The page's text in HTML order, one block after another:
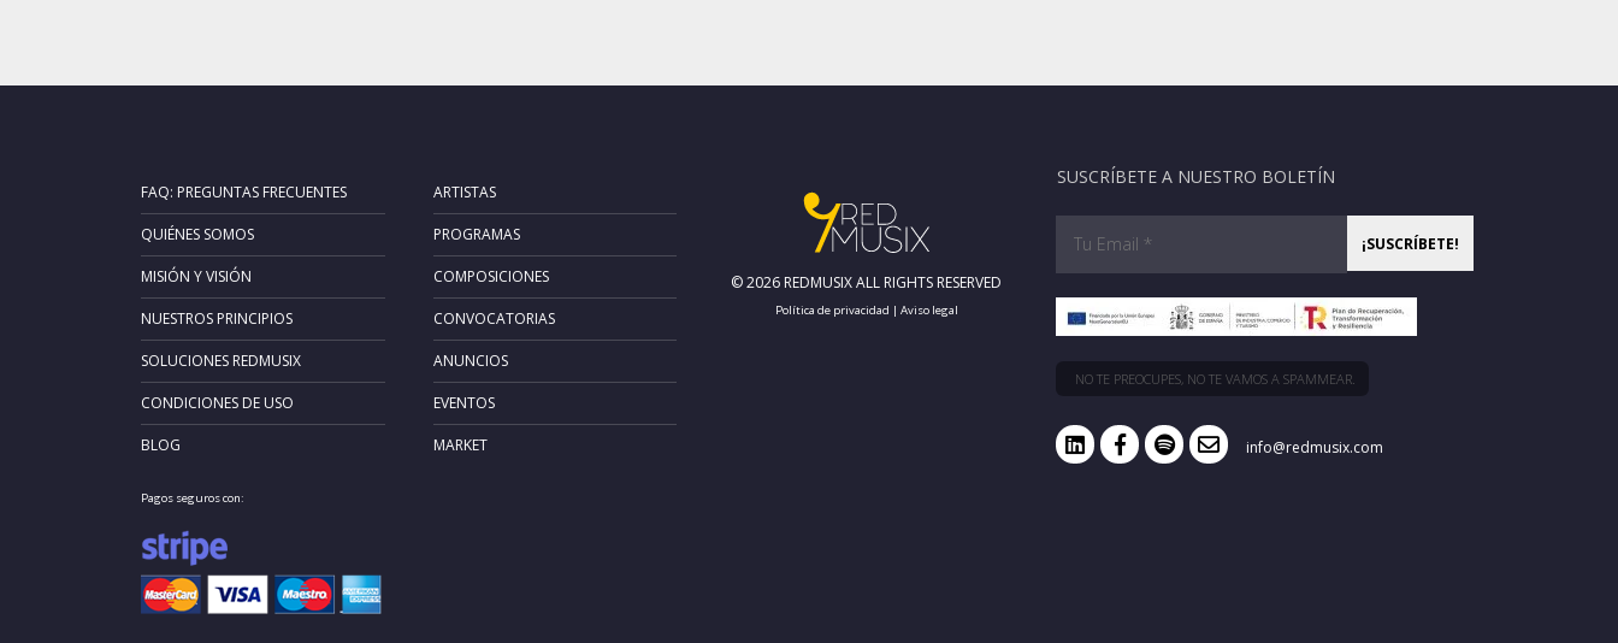
FAQ: PREGUNTAS FRECUENTES
QUIÉNES SOMOS
MISIÓN Y VISIÓN
NUESTROS PRINCIPIOS
SOLUCIONES REDMUSIX
CONDICIONES DE USO
BLOG
ARTISTAS
PROGRAMAS
COMPOSICIONES
CONVOCATORIAS
ANUNCIOS
EVENTOS
MARKET
Pagos seguros con:
© 2026 REDMUSIX ALL RIGHTS RESERVED
Política de privacidad | Aviso legal
SUSCRÍBETE A NUESTRO BOLETÍN
NO TE PREOCUPES, NO TE VAMOS A SPAMMEAR.
info@redmusix.com